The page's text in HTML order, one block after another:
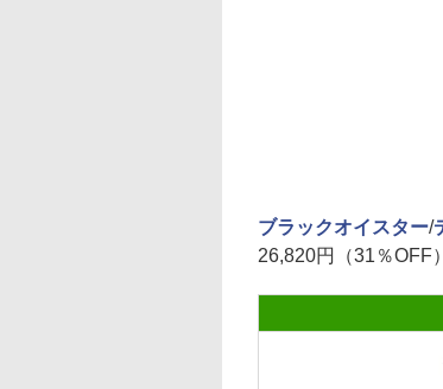
ブラックオイスター/
26,820円（31％OFF）